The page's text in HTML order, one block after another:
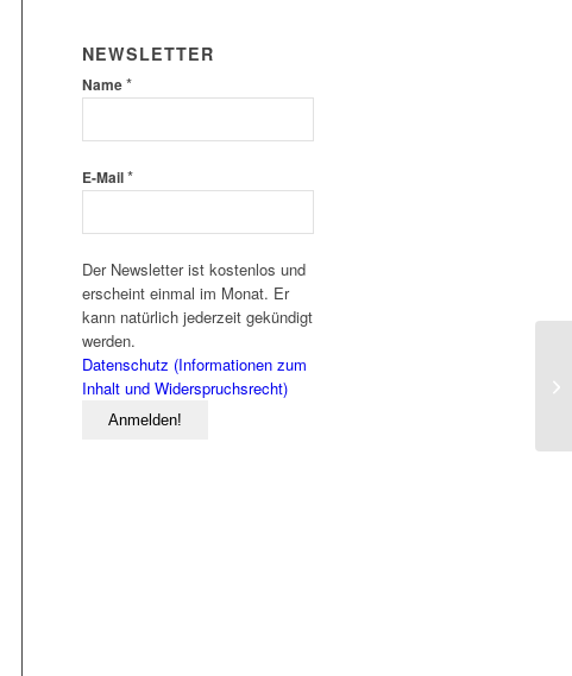
NEWSLETTER
Name*
E-Mail*
Der Newsletter ist kostenlos und
erscheint einmal im Monat. Er
kann natürlich jederzeit gekündigt
werden.
Datenschutz (Informationen zum
Inhalt und Widerspruchsrecht)